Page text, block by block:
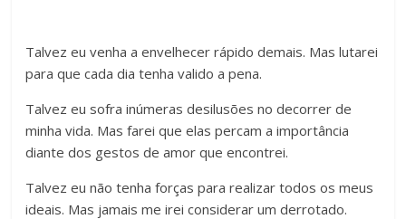
Talvez eu venha a envelhecer rápido demais. Mas lutarei
para que cada dia tenha valido a pena.
Talvez eu sofra inúmeras desilusões no decorrer de
minha vida. Mas farei que elas percam a importância
diante dos gestos de amor que encontrei.
Talvez eu não tenha forças para realizar todos os meus
ideais. Mas jamais me irei considerar um derrotado.